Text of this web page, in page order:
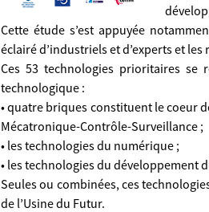
Cette étude s’est appuyée
éclairé d’industriels et d’experts et
Ces 53 technologies prioritaires se
technologique :
• quatre briques constituent le coeur
Mécatronique-Contrôle-Surveillance ;
• les technologies du numérique ;
• les technologies du développement
Seules ou combinées, ces
de l’Usine du Futur.